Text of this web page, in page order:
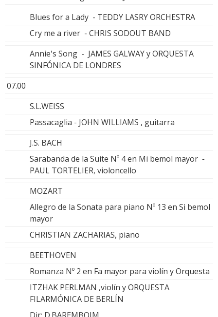
Blues for a Lady - TEDDY LASRY ORCHESTRA
Cry me a river - CHRIS SODOUT BAND
Annie's Song - JAMES GALWAY y ORQUESTA
SINFÓNICA DE LONDRES
07.00
S.L.WEISS
Passacaglia - JOHN WILLIAMS , guitarra
J.S. BACH
Sarabanda de la Suite Nº 4 en Mi bemol mayor -
PAUL TORTELIER, violoncello
MOZART
Allegro de la Sonata para piano Nº 13 en Si bemol
mayor
CHRISTIAN ZACHARIAS, piano
BEETHOVEN
Romanza Nº 2 en Fa mayor para violín y Orquesta
ITZHAK PERLMAN ,violín y ORQUESTA
FILARMÓNICA DE BERLÍN